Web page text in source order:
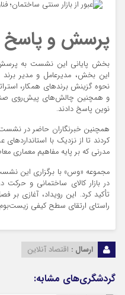
پرسش و پاسخ و
بخش پایانی این نشست به
این بخش، مدیرعامل و مدیر
نحوه گزینش برندهای همکار،
و همچنین چالش‌های پیش‌روی
نوین پاسخ دادند.
همچنین خبرنگاران حاضر در
کردند تا از نزدیک با
مدرنی که بر پایه مفاهیم معماری
مجموعه «وس» با برگزاری این
در بازار کالای ساختمانی و حرکت
تأکید کرد. این رویداد، آغازی
راستای ارتقای سطح کیفی
ارسال : اقتصاد آنلاین
گردشگری‌های مشابه: